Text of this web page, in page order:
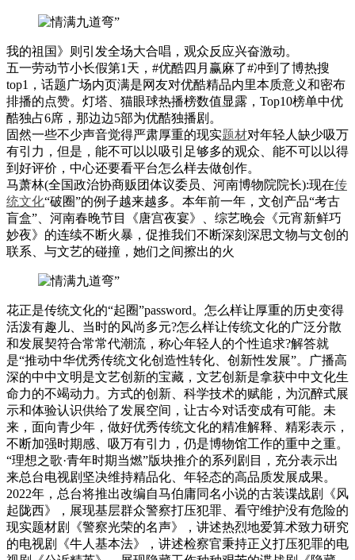
我的祖国》则引发全场大合唱，观众反应兴奋激动。
五一劳动节小长假第1天，#优酷四月赢麻了#冲到了博热搜
top1，话题广场内页满是网友对优酷精品内里本质意义和密布
排播的点赞。灯塔、猫眼球热播榜数值显露，Top10榜单中优
酷独占6席，那边边5部为优酷独播剧。
固然一些不少声音觉得严肃厚重的现实题材对年轻人缺少吸万
有引力，但是，能不可以以吸引足够多的观众、能不可以以得
到好评价，中心还要看平台怎么样去做创作。
马萧林(全国政治协商贩团体议委员、河南博物院院长):现在传
统文化“破圈”的例子越来越多。本年前一年，文创产品“考古
盲盒”、河南春晚节目《唐宫夜宴》、综艺晚会《元宵新鲜巧
妙夜》的连续不断火暴，促推我们不断深刻深思文物与文创的
联系、与文艺的碰撞，她们之间擦出的火
花正是传统文化的“起圈”password。怎么样让厚重的历史变得
活泼有趣儿、当时的风尚多元?怎么样让传统文化的广泛分散
和发展契符合常常代潮流，称心年轻人的个性追求?解答就
是“推动中华优秀传统文化创造性转化、创新性发展”。广播高
深的中中文明是文艺创新的宝藏，文艺创新是拿获中中文化生
命力的不竭动力。方式的创新、科学技术的赋能，为沉醉式展
示和体验认识供给了发展空间，让古今对话变成有可能。未
来，面向青少年，做好优秀传统文化的精准解释、精彩表示，
不断加强时期感、吸万有引力，仍是博物馆工作的重中之重。
“理想之歌·青年时期当燃”版块推介的系列剧目，充分表示出
来总台电视剧坚决维持精品化、年轻态的高品质发展成果。
2022年，总台将推出改编自马伯庸同名小说的古装谍战剧《风
起陇西》，展现基层群众警察打压犯罪、看守维护没有危险的
现实题材剧《警察光荣的名声》，讲述热烈地爱算术致力研究
的电视剧《牛人基本法》，讲述检察官秉持正义打压犯罪的电